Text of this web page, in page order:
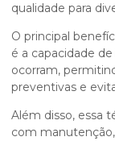
qualidade para
O principal
é a capacidade
ocorram,
preventivas e
Além disso, essa
com